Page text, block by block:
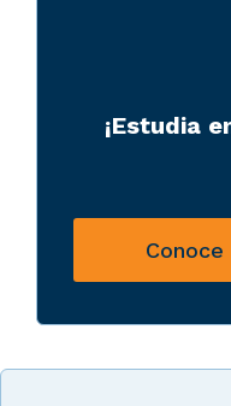
¡Estudia